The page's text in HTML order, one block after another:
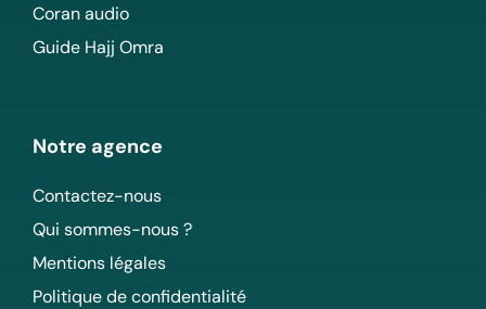
Coran audio
Guide Hajj Omra
Notre agence
Contactez-nous
Qui sommes-nous ?
Mentions légales
Politique de confidentialité